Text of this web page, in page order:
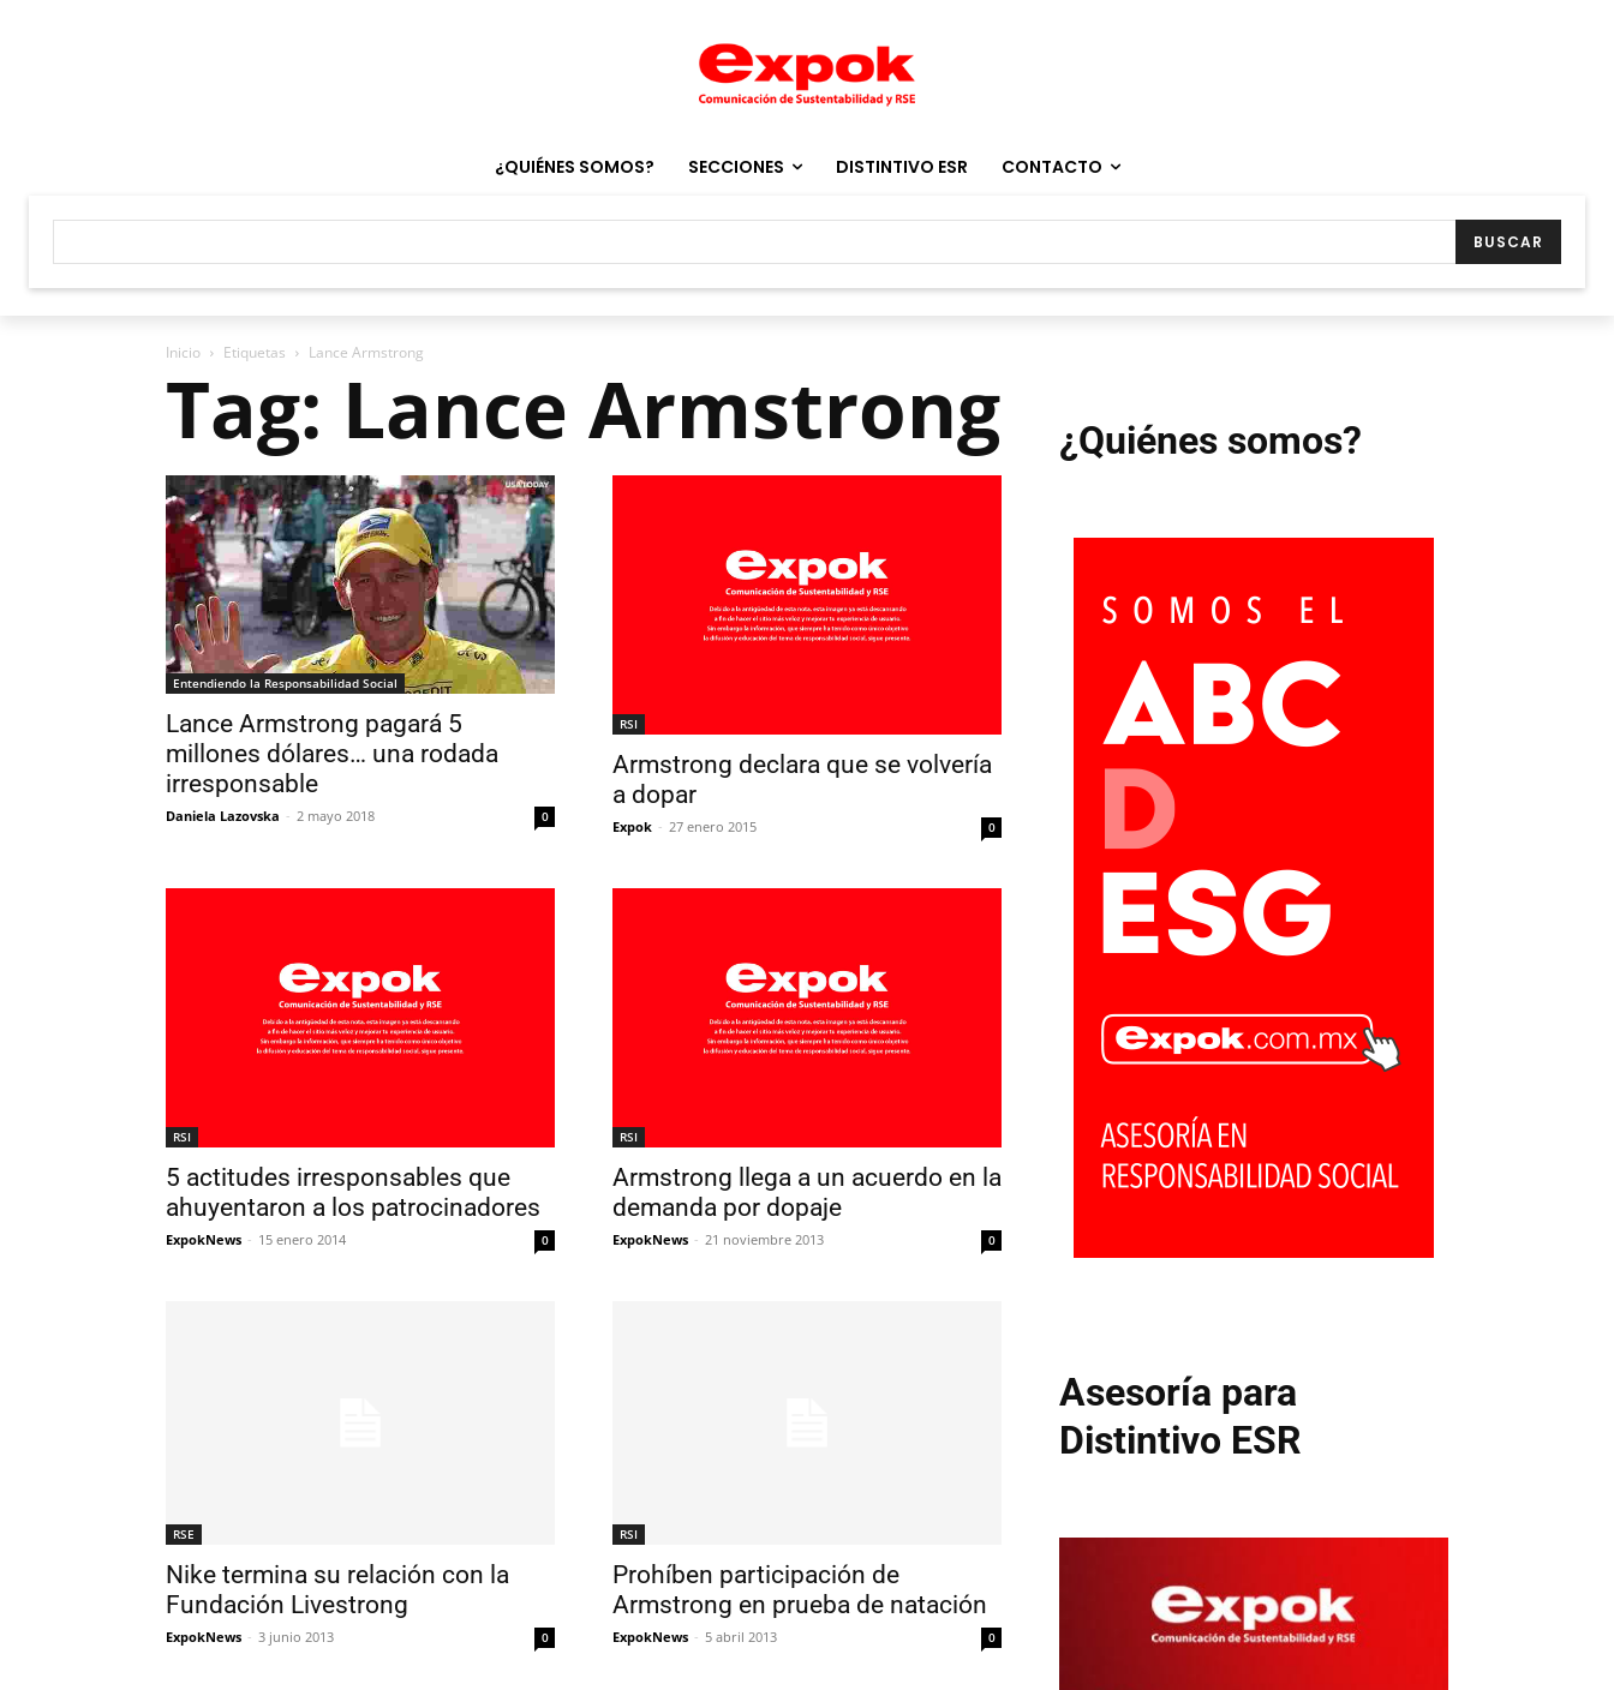
¿QUIÉNES SOMOS? SECCIONES DISTINTIVO ESR CONTACTO
BUSCAR
Inicio Etiquetas Lance Armstrong
Tag: Lance Armstrong
Entendiendo la Responsabilidad Social
Lance Armstrong pagará 5
millones dólares… una rodada
irresponsable
Daniela Lazovska - 2 mayo 2018 0
RSI
Armstrong declara que se volvería
a dopar
Expok - 27 enero 2015 0
RSI
5 actitudes irresponsables que
ahuyentaron a los patrocinadores
ExpokNews - 15 enero 2014 0
RSI
Armstrong llega a un acuerdo en la
demanda por dopaje
ExpokNews - 21 noviembre 2013 0
RSE
Nike termina su relación con la
Fundación Livestrong
ExpokNews - 3 junio 2013 0
RSI
Prohíben participación de
Armstrong en prueba de natación
ExpokNews - 5 abril 2013 0
¿Quiénes somos?
Asesoría para
Distintivo ESR